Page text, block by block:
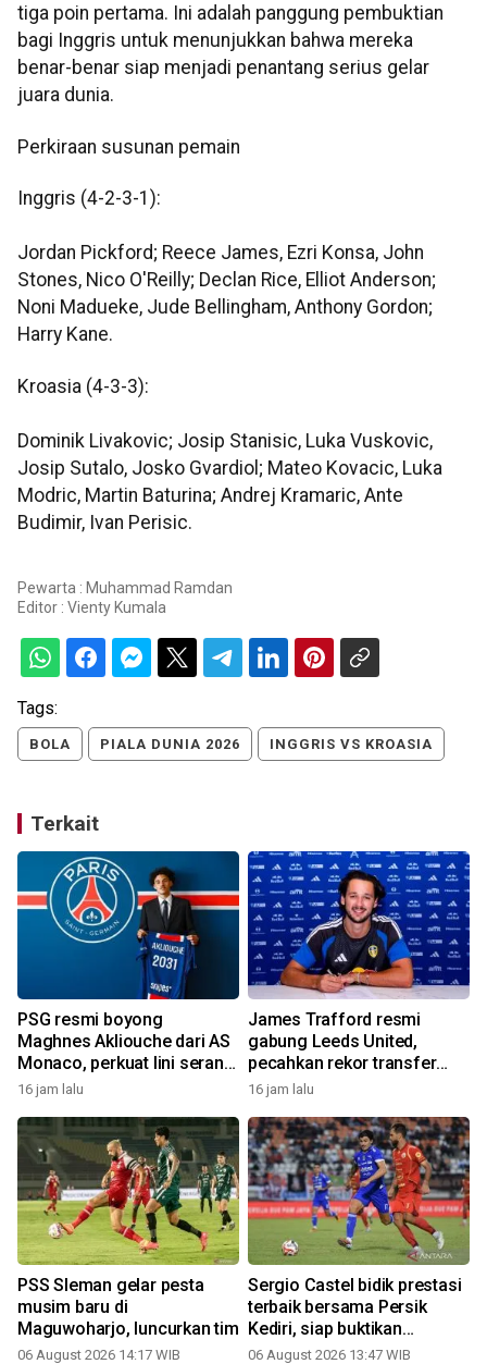
tiga poin pertama. Ini adalah panggung pembuktian
bagi Inggris untuk menunjukkan bahwa mereka
benar-benar siap menjadi penantang serius gelar
juara dunia.
Perkiraan susunan pemain
Inggris (4-2-3-1):
Jordan Pickford; Reece James, Ezri Konsa, John
Stones, Nico O'Reilly; Declan Rice, Elliot Anderson;
Noni Madueke, Jude Bellingham, Anthony Gordon;
Harry Kane.
Kroasia (4-3-3):
Dominik Livakovic; Josip Stanisic, Luka Vuskovic,
Josip Sutalo, Josko Gvardiol; Mateo Kovacic, Luka
Modric, Martin Baturina; Andrej Kramaric, Ante
Budimir, Ivan Perisic.
Pewarta : Muhammad Ramdan
Editor : Vienty Kumala
Tags:
BOLA PIALA DUNIA 2026 INGGRIS VS KROASIA
Terkait
PSG resmi boyong
Maghnes Akliouche dari AS
Monaco, perkuat lini serang
bertabur bintang
16 jam lalu
James Trafford resmi
gabung Leeds United,
pecahkan rekor transfer
termahal
16 jam lalu
PSS Sleman gelar pesta
musim baru di
Maguwoharjo, luncurkan tim
06 August 2026 14:17 WIB
Sergio Castel bidik prestasi
terbaik bersama Persik
Kediri, siap buktikan
ketajaman di musim baru
06 August 2026 13:47 WIB